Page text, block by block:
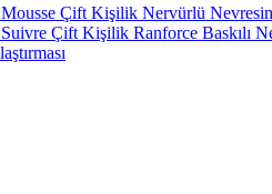
Çift Kişilik Nervürlü
Çift Kişilik Ranforce Baskılı